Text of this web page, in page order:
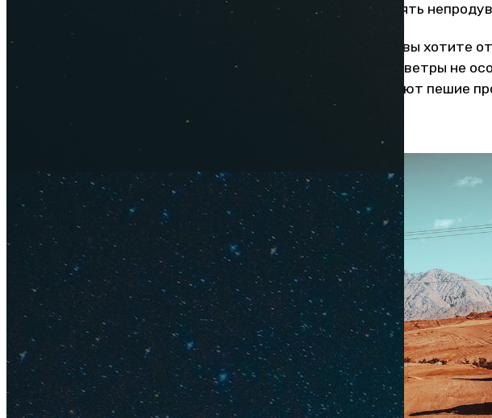
штормит. Не забудьте взять
Если вы хотите
феврале. Правда, свежие ветры не
Отдыхающие предпочитают пешие
кайтинг и виндсерфинг.